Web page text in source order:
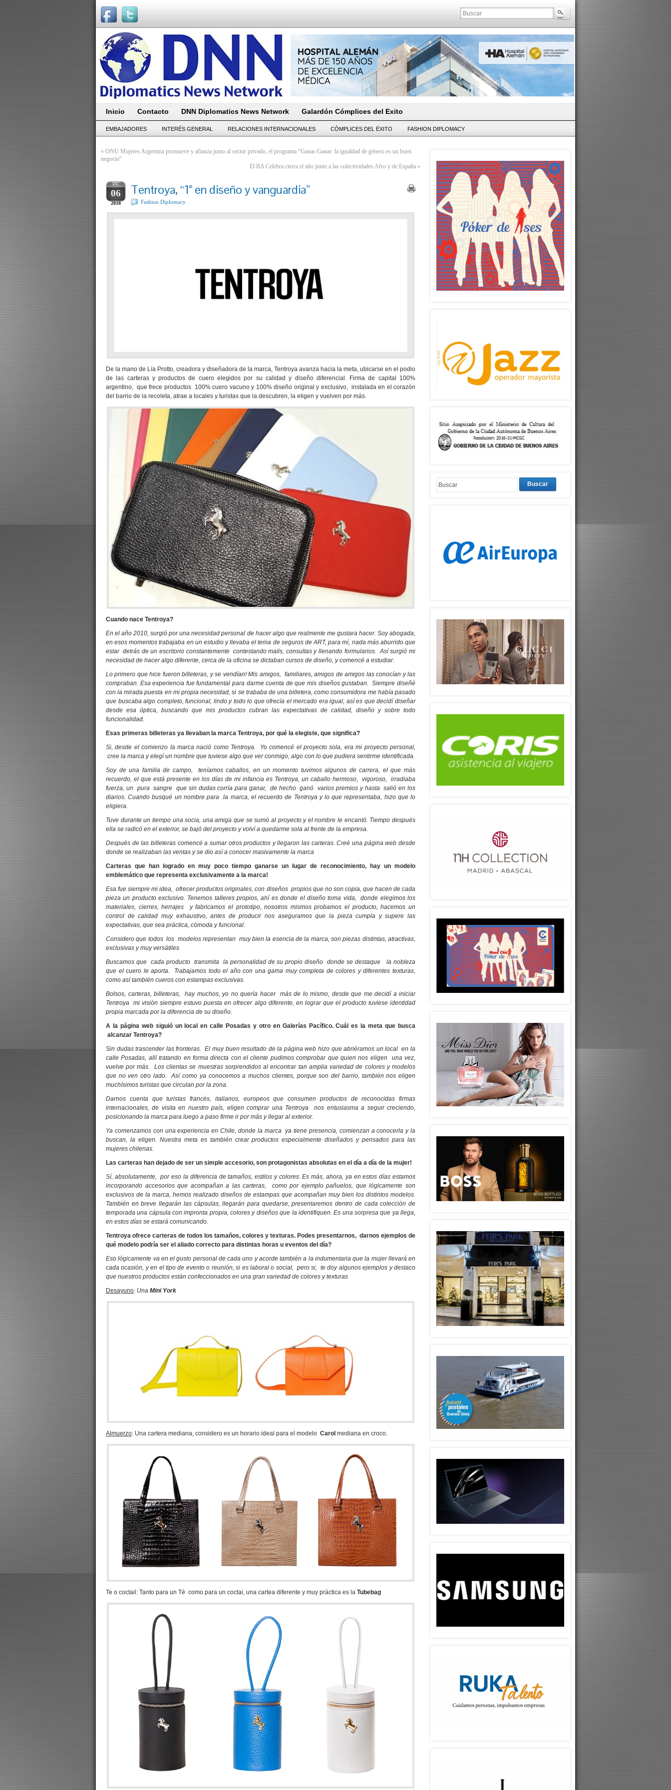
Inicio Contacto DNN Diplomatics News Network Galardón Cómplices del Exito
EMBAJADORES INTERÉS GENERAL RELACIONES INTERNACIONALES CÓMPLICES DEL ËXITO FASHION DIPLOMACY
« ONU Mujeres Argentina promueve y afianza junto al sector privado, el programa “Ganar-Ganar: la igualdad de género es un buen
negocio”
El BA Celebra cierra el año junto a las colectividades Afro y de España »
DIC
06
2018
Tentroya, “1° en diseño y vanguardia”
Fashion Diplomacy
De la mano de Lía Protto, creadora y diseñadora de la marca, Tentroya avanza hacia la meta, ubicarse en el podio
de las carteras y productos de cuero elegidos por su calidad y diseño diferencial. Firma de capital 100%
argentino, que frece productos 100% cuero vacuno y 100% diseño original y exclusivo, instalada en el corazón
del barrio de la recoleta, atrae a locales y turistas que la descubren, la eligen y vuelven por más.
Cuando nace Tentroya?
En el año 2010, surgió por una necesidad personal de hacer algo que realmente me gustara hacer. Soy abogada,
en esos momentos trabajaba en un estudio y llevaba el tema de seguros de ART, para mí, nada más aburrido que
estar detrás de un escritorio constantemente contestando mails, consultas y llenando formularios. Así surgió mi
necesidad de hacer algo diferente, cerca de la oficina se dictaban cursos de diseño, y comencé a estudiar.
Lo primero que hice fueron billeteras, y se vendían! Mis amigos, familiares, amigos de amigos las conocían y las
compraban. Esa experiencia fue fundamental para darme cuenta de que mis diseños gustaban. Siempre diseñé
con la mirada puesta en mi propia necesidad, si se trababa de una billetera, como consumidora me había pasado
que buscaba algo completo, funcional, lindo y todo lo que ofrecía el mercado era igual, así es que decidí diseñar
desde esa óptica, buscando que mis productos cubran las expectativas de calidad, diseño y sobre todo
funcionalidad.
Esas primeras billeteras ya llevaban la marca Tentroya, por qué la elegiste, que significa?
Si, desde el comienzo la marca nació como Tentroya. Yo comencé el proyecto sola, era mi proyecto personal,
cree la marca y elegí un nombre que tuviese algo que ver conmigo, algo con lo que pudiera sentirme identificada.
Soy de una familia de campo, teníamos caballos, en un momento tuvimos algunos de carrera, el que más
recuerdo, el que está presente en los días de mi infancia es Tentroya, un caballo hermoso, vigoroso, irradiaba
fuerza, un pura sangre que sin dudas corría para ganar, de hecho ganó varios premios y hasta salió en los
diarios. Cuando busqué un nombre para la marca, el recuerdo de Tentroya y lo que representaba, hizo que lo
eligiera.
Tuve durante un tiempo una socia, una amiga que se sumó al proyecto y el nombre le encantó. Tiempo después
ella se radicó en el exterior, se bajó del proyecto y volví a quedarme sola al frente de la empresa.
Después de las billeteras comencé a sumar otros productos y llegaron las carteras. Creé una página web desde
donde se realizaban las ventas y se dio así a conocer masivamente la marca
Carteras que han logrado en muy poco tiempo ganarse un lugar de reconocimiento, hay un modelo
emblemático que representa exclusivamente a la marca!
Esa fue siempre mi idea, ofrecer productos originales, con diseños propios que no son copia, que hacen de cada
pieza un producto exclusivo. Tenemos talleres propios, ahí es donde el diseño toma vida, donde elegimos los
materiales, cierres, herrajes y fabricamos el prototipo, nosotros mismos probamos el producto, hacemos un
control de calidad muy exhaustivo, antes de producir nos aseguramos que la pieza cumpla y supere las
expectativas, que sea práctica, cómoda y funcional.
Considero que todos los modelos representan muy bien la esencia de la marca, son piezas distintas, atractivas,
exclusivas y muy versátiles
Buscamos que cada producto transmita la personalidad de su propio diseño donde se destaque la nobleza
que el cuero le aporta. Trabajamos todo el año con una gama muy completa de colores y diferentes texturas,
como así también cueros con estampas exclusivas.
Bolsos, carteras, billeteras, hay muchos, yo no quería hacer más de lo mismo, desde que me decidí a iniciar
Tentroya mi visión siempre estuvo puesta en ofrecer algo diferente, en lograr que el producto tuviese identidad
propia marcada por la diferencia de su diseño.
A la página web siguió un local en calle Posadas y otro en Galerías Pacífico. Cuál es la meta que busca
alcanzar Tentroya?
Sin dudas trascender las fronteras. El muy buen resultado de la página web hizo que abriéramos un local en la
calle Posadas, allí tratando en forma directa con el cliente pudimos comprobar que quien nos eligen una vez,
vuelve por más. Los clientas se muestras sorprendidos al encontrar tan amplia variedad de colores y modelos
que no ven otro lado. Así como ya conocemos a muchos clientes, porque son del barrio, también nos eligen
muchísimos turistas que circulan por la zona.
Darnos cuenta que turistas francés, italianos, europeos que consumen productos de reconocidas firmas
internacionales, de visita en nuestro país, eligen comprar una Tentroya nos entusiasma a seguir creciendo,
posicionando la marca para luego a paso firme ir por más y llegar al exterior.
Ya comenzamos con una experiencia en Chile, donde la marca ya tiene presencia, comienzan a conocerla y la
buscan, la eligen. Nuestra meta es también crear productos especialmente diseñados y pensados para las
mujeres chilenas.
Las carteras han dejado de ser un simple accesorio, son protagonistas absolutas en el día a día de la mujer!
Sí, absolutamente, por eso la diferencia de tamaños, estilos y colores. Es más, ahora, ya en estos días estamos
incorporando accesorios que acompañan a las carteras, como por ejemplo pañuelos, que lógicamente son
exclusivos de la marca, hemos realizado diseños de estampas que acompañan muy bien los distintos modelos.
También en breve llegarán las cápsulas, llegarán para quedarse, presentaremos dentro de cada colección de
temporada una cápsula con impronta propia, colores y diseños que la identifiquen. Es una sorpresa que ya llega,
en estos días se estará comunicando.
Tentroya ofrece carteras de todos los tamaños, colores y texturas. Podes presentarnos, darnos ejemplos de
qué modelo podría ser el aliado correcto para distintas horas u eventos del día?
Eso lógicamente va en el gusto personal de cada uno y acorde también a la indumentaria que la mujer llevará en
cada ocasión, y en el tipo de evento o reunión, si es laboral o social, pero si, te doy algunos ejemplos y destaco
que nuestros productos están confeccionados en una gran variedad de colores y texturas
Desayuno: Una Mini York
Almuerzo: Una cartera mediana, considero es un horario ideal para el modelo Carol mediana en croco.
Te o coctail: Tanto para un Té como para un coctai, una cartea diferente y muy práctica es la Tubebag
Buscar